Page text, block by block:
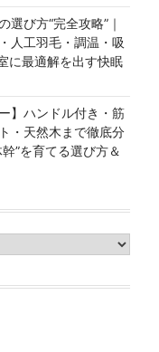
選び方“完全攻略”｜
人工羽毛・調温・吸
に最適解を出す快眠
】ハンドル付き・筋
・天然木まで徹底分
”を育てる選び方＆